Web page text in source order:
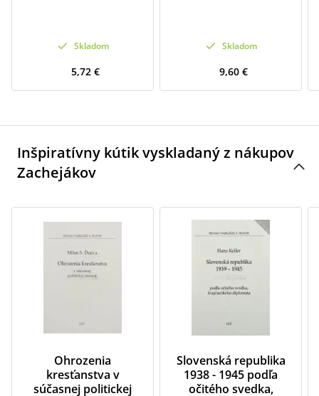
Skladom
5,72 €
Skladom
9,60 €
Inšpiratívny kútik vyskladaný z nákupov
Zachejákov
Ohrozenia
kresťanstva v
súčasnej politickej
Slovenská republika
1938 - 1945 podľa
očitého svedka,